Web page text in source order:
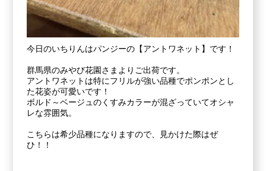
今日のいちりんはパンジーの【アントワネット】です！
群馬県のみやび花園さまよりご出荷です。
アントワネットは特にフリルが強い品種でポンポンとし
た花姿が可愛いです！
ボルド～ベージュのくすみカラーが混ざっていてオシャ
レな雰囲気。
こちらは希少品種になりますので、見かけた際はぜ
ひ！！